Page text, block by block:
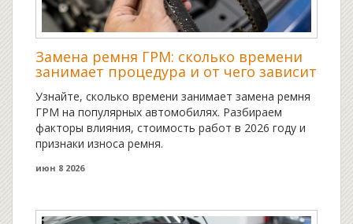
Замена ремня ГРМ: сколько времени
занимает процедура и от чего зависит
Узнайте, сколько времени занимает замена ремня
ГРМ на популярных автомобилях. Разбираем
факторы влияния, стоимость работ в 2026 году и
признаки износа ремня.
июн 8 2026